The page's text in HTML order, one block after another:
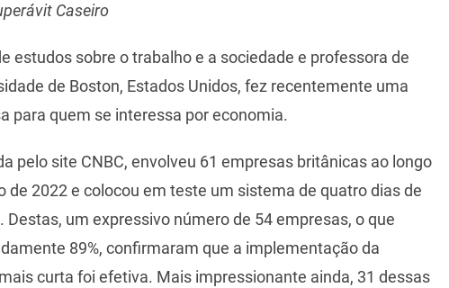
Caseiro
estudos sobre o trabalho e a sociedade e professora de
de Boston, Estados Unidos, fez recentemente uma
para quem se interessa por economia.
pelo site CNBC, envolveu 61 empresas britânicas ao longo
de 2022 e colocou em teste um sistema de quatro dias de
um expressivo número de 54 empresas, o que
89%, confirmaram que a implementação da
curta foi efetiva. Mais impressionante ainda, 31 dessas